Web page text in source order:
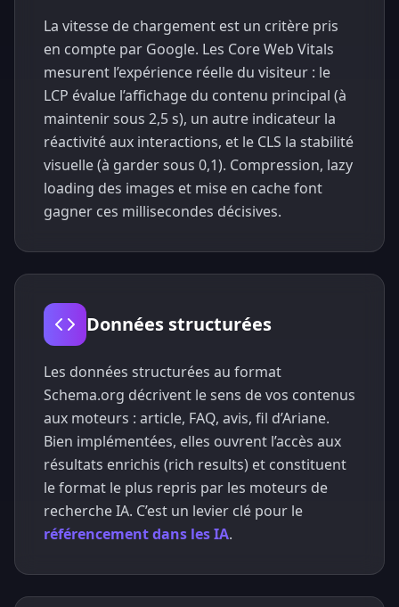
La vitesse de chargement est un critère pris
en compte par Google. Les Core Web Vitals
mesurent l’expérience réelle du visiteur : le
LCP évalue l’affichage du contenu principal (à
maintenir sous 2,5 s), un autre indicateur la
réactivité aux interactions, et le CLS la stabilité
visuelle (à garder sous 0,1). Compression, lazy
loading des images et mise en cache font
gagner ces millisecondes décisives.
Données structurées
Les données structurées au format
Schema.org décrivent le sens de vos contenus
aux moteurs : article, FAQ, avis, fil d’Ariane.
Bien implémentées, elles ouvrent l’accès aux
résultats enrichis (rich results) et constituent
le format le plus repris par les moteurs de
recherche IA. C’est un levier clé pour le
référencement dans les IA.